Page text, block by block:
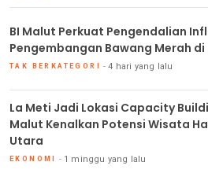
BI Malut Perkuat Pengendalian
Pengembangan Bawang Merah
TAK BERKATEGORI 4 hari yang lalu
La Meti Jadi Lokasi Capacity
Malut Kenalkan Potensi Wisata
Utara
EKONOMI 1 minggu yang lalu